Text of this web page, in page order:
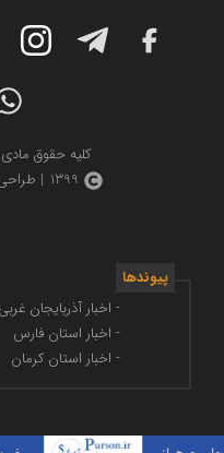
کلیه حقوق
1399 | طراحی و توسعه:
پیوندها
- اخبار آذربایجان غربی
- اخبار استان فارس
- اخبار استان کرمان